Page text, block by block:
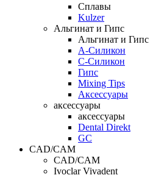
Сплавы
Kulzer
Альгинат и Гипс
Альгинат и Гипс
A-Силикон
C-Силикон
Гипс
Mixing Tips
Аксессуары
аксессуары
аксессуары
Dental Direkt
GC
CAD/CAM
CAD/CAM
Ivoclar Vivadent